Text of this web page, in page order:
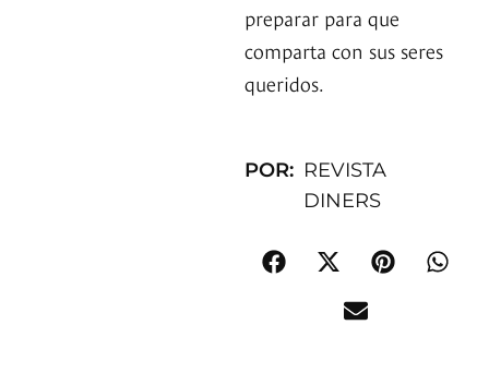
preparar para que
comparta con sus seres
queridos.
POR: REVISTA
DINERS